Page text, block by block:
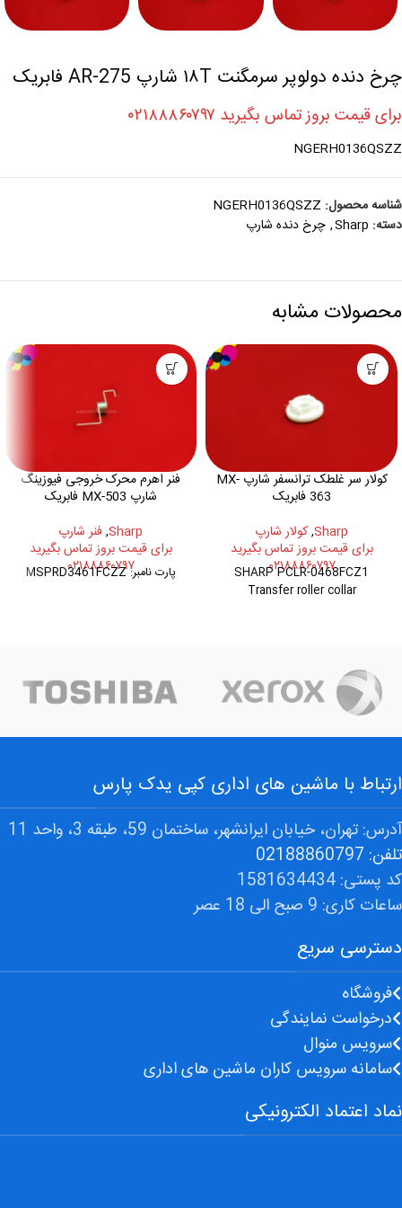
چرخ دنده دولوپر سرمگنت ۱۸T شارپ AR-275 فابریک
برای قیمت بروز تماس بگیرید ۰۲۱۸۸۸۶۰۷۹۷
NGERH0136QSZZ
شناسه محصول: NGERH0136QSZZ
دسته: Sharp
, چرخ دنده شارپ
محصولات مشابه
کولار سر غلطک ترانسفر شارپ MX-
363 فابریک
Sharp
,کولار شارپ
برای قیمت بروز تماس بگیرید
۰۲۱۸۸۸۶۰۷۹۷
SHARP PCLR-0468FCZ1
Transfer roller collar
فنر اهرم محرک خروجی فیوزینگ
شارپ MX-503 فابریک
Sharp
, فنر شارپ
برای قیمت بروز تماس بگیرید
۰۲۱۸۸۸۶۰۷۹۷پارت نامبر: MSPRD3461FCZZ
نماد اعتماد الکترونیکی
دسترسی سریع
فروشگاه
درخواست نمایندگی
سرویس منوال
سامانه سرویس کاران ماشین های اداری
ارتباط با ماشین های اداری کپی یدک پارس
آدرس: تهران، خیابان ایرانشهر، ساختمان 59، طبقه 3، واحد 11
تلفن: 02188860797
کد پستی: 1581634434
ساعات کاری: 9 صبح الی 18 عصر